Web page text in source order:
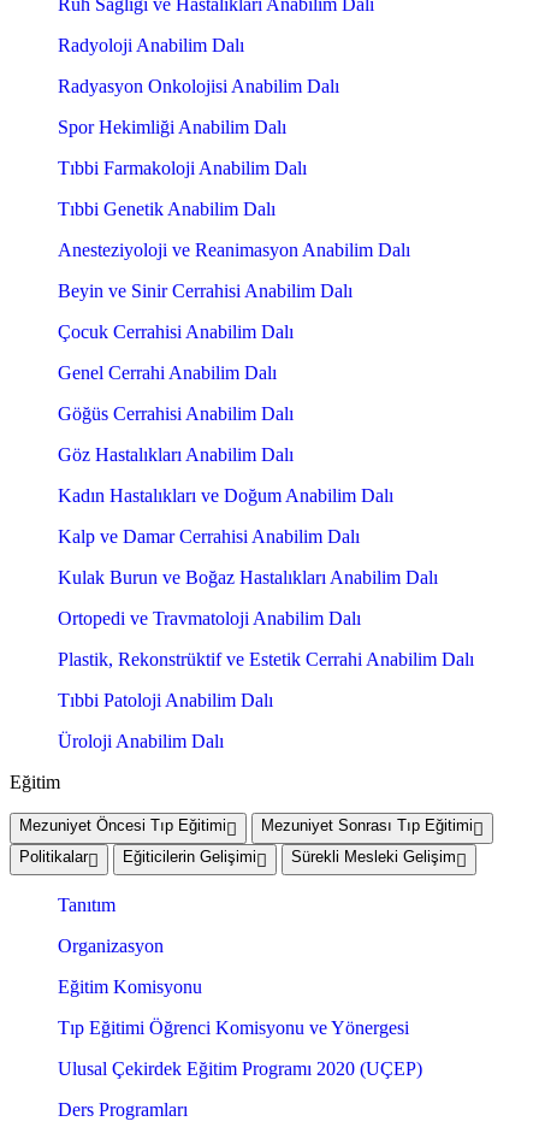
Ruh Sağlığı ve Hastalıkları Anabilim Dalı
Radyoloji Anabilim Dalı
Radyasyon Onkolojisi Anabilim Dalı
Spor Hekimliği Anabilim Dalı
Tıbbi Farmakoloji Anabilim Dalı
Tıbbi Genetik Anabilim Dalı
Anesteziyoloji ve Reanimasyon Anabilim Dalı
Beyin ve Sinir Cerrahisi Anabilim Dalı
Çocuk Cerrahisi Anabilim Dalı
Genel Cerrahi Anabilim Dalı
Göğüs Cerrahisi Anabilim Dalı
Göz Hastalıkları Anabilim Dalı
Kadın Hastalıkları ve Doğum Anabilim Dalı
Kalp ve Damar Cerrahisi Anabilim Dalı
Kulak Burun ve Boğaz Hastalıkları Anabilim Dalı
Ortopedi ve Travmatoloji Anabilim Dalı
Plastik, Rekonstrüktif ve Estetik Cerrahi Anabilim Dalı
Tıbbi Patoloji Anabilim Dalı
Üroloji Anabilim Dalı
Eğitim
Mezuniyet Öncesi Tıp Eğitimi
Mezuniyet Sonrası Tıp Eğitimi
Politikalar
Eğiticilerin Gelişimi Sürekli Mesleki Gelişim
Tanıtım
Organizasyon
Eğitim Komisyonu
Tıp Eğitimi Öğrenci Komisyonu ve Yönergesi
Ulusal Çekirdek Eğitim Programı 2020 (UÇEP)
Ders Programları